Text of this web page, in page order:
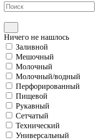
Ничего не нашлось
Заливной
Мешочный
Молочный
Молочный/водный
Перфорированный
Пищевой
Рукавный
Сетчатый
Технический
Универсальный